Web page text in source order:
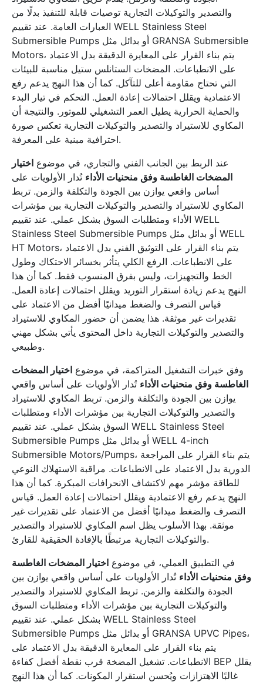
والتصدير والتوكيلات التجارية توصيات قابلة للتنفيذ بدلًا من
العبارات العامة. عند تقييم WELL Stainless Steel
Submersible Pumps أو بدائل مثل GRANSA Submersible
Motors، يتم بناء القرار على المعايرة الدقيقة بدل الاعتماد
على الانطباعات. المضخات الستانلس ستيل مناسبة للبيئات
التي تحتاج مقاومة أعلى للتآكل. كما أن هذا النهج يدعم رفع
الاعتمادية ويقلل احتمالات إعادة العمل. التحكم في تيار البدء
والحماية الحرارية يطيل العمر التشغيلي للموتور. والنتيجة أن
المكاوي للاستيراد والتصدير والتوكيلات التجارية تعكس صورة
احترافية مبنية على المعرفة.
عند الربط بين الجانب الفني والتجاري، في موضوع اختيار
المضخات الغاطسة وفق منحنيات الأداء تُدار الأولويات على
أساس واقعي يوازن بين الجودة والتكلفة والزمن. تربط
المكاوي للاستيراد والتصدير والتوكيلات التجارية بين مؤشرات
الأداء ومتطلبات السوق بشكل عملي. عند تقييم WELL
Stainless Steel Submersible Pumps أو بدائل مثل WELL
HT Motors، يتم بناء القرار على التوثيق الفني بدل الاعتماد
على الانطباعات. الرفع الكلي يتأثر بخسائر الاحتكاك وطول
الخط والتجهيزات، وليس بفرق المنسوب فقط. كما أن هذا
النهج يدعم زيادة استقرار التوريد ويقلل احتمالات إعادة العمل.
قياس التصرف والضغط ميدانيًا أفضل من الاعتماد على
تقديرات غير موثقة. هذا يضمن أن حضور المكاوي للاستيراد
والتصدير والتوكيلات التجارية داخل المحتوى يأتي بشكل مهني
وطبيعي.
وفق خبرات التشغيل المتراكمة، في موضوع اختيار المضخات
الغاطسة وفق منحنيات الأداء تُدار الأولويات على أساس واقعي
يوازن بين الجودة والتكلفة والزمن. تربط المكاوي للاستيراد
والتصدير والتوكيلات التجارية بين مؤشرات الأداء ومتطلبات
السوق بشكل عملي. عند تقييم WELL Stainless Steel
Submersible Pumps أو بدائل مثل WELL 4-inch
Submersible Motors/Pumps، يتم بناء القرار على المراجعة
الدورية بدل الاعتماد على الانطباعات. مراقبة الاستهلاك النوعي
للطاقة مؤشر مهم لاكتشاف الانحرافات المبكرة. كما أن هذا
النهج يدعم رفع الاعتمادية ويقلل احتمالات إعادة العمل. قياس
التصرف والضغط ميدانيًا أفضل من الاعتماد على تقديرات غير
موثقة. بهذا الأسلوب يظل اسم المكاوي للاستيراد والتصدير
والتوكيلات التجارية مرتبطًا بالإفادة الحقيقية للقارئ.
في التطبيق العملي، في موضوع اختيار المضخات الغاطسة
وفق منحنيات الأداء تُدار الأولويات على أساس واقعي يوازن بين
الجودة والتكلفة والزمن. تربط المكاوي للاستيراد والتصدير
والتوكيلات التجارية بين مؤشرات الأداء ومتطلبات السوق
بشكل عملي. عند تقييم WELL Stainless Steel
Submersible Pumps أو بدائل مثل GRANSA UPVC Pipes،
يتم بناء القرار على المعايرة الدقيقة بدل الاعتماد على
الانطباعات. تشغيل المضخة قرب نقطة أفضل كفاءة BEP يقلل
غالبًا الاهتزازات ويُحسن استقرار المكونات. كما أن هذا النهج